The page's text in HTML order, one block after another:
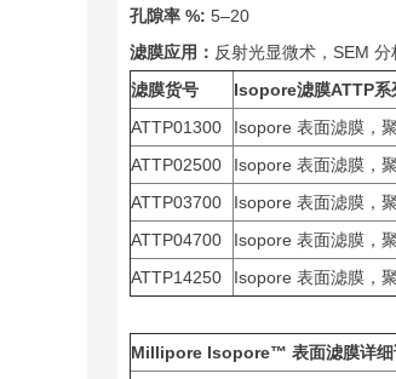
孔隙率 %: 5–20
滤膜应用： 反射光显微术，SEM
滤膜货号
Isopore滤膜ATTP
ATTP01300
Isopore 表面滤膜，
ATTP02500
Isopore 表面滤膜，
ATTP03700
Isopore 表面滤膜，
ATTP04700
Isopore 表面滤膜，
ATTP14250
Isopore 表面滤膜，
Millipore Isopore™ 表面滤膜详细